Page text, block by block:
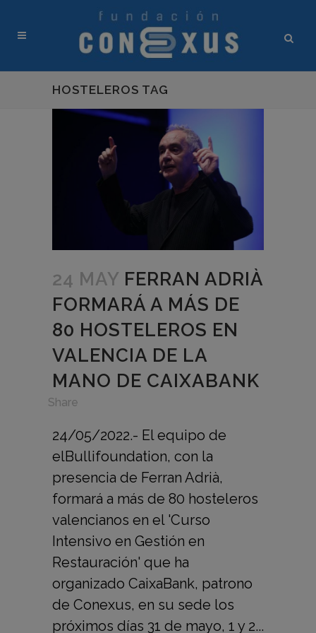
HOSTELEROS TAG
24 MAY FERRAN ADRIÀ
FORMARÁ A MÁS DE
80 HOSTELEROS EN
VALENCIA DE LA
MANO DE CAIXABANK
Share
24/05/2022.- El equipo de
elBullifoundation, con la
presencia de Ferran Adrià,
formará a más de 80 hosteleros
valencianos en el 'Curso
Intensivo en Gestión en
Restauración' que ha
organizado CaixaBank, patrono
de Conexus, en su sede los
próximos días 31 de mayo, 1 y 2...